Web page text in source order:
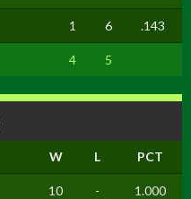
1 6 .143
4 5
W L PCT
10 - 1.000